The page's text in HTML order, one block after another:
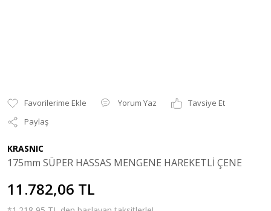
Yorum Yaz
Tavsiye Et
Paylaş
KRASNIC
175mm SÜPER HASSAS MENGENE HAREKETLİ ÇENE
11.782,06 TL